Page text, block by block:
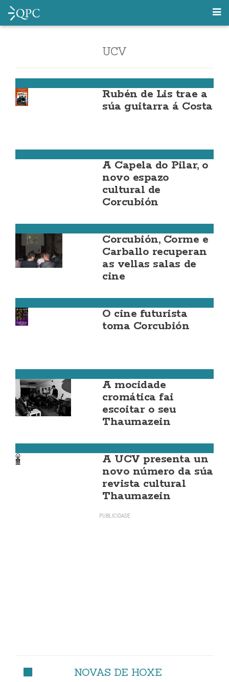
UCV
Rubén de Lis trae a
súa guitarra á Costa
A Capela do Pilar, o
novo espazo
cultural de
Corcubión
Corcubión, Corme e
Carballo recuperan
as vellas salas de
cine
O cine futurista
toma Corcubión
A mocidade
cromática fai
escoitar o seu
Thaumazein
A UCV presenta un
novo número da súa
revista cultural
Thaumazein
NOVAS DE HOXE